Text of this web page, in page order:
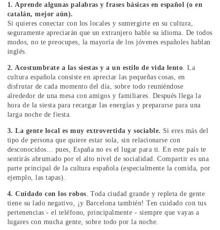
1. Aprende algunas palabras y frases básicas en español (o en
catalán, mejor aún).
Si quieres conectar con los locales y sumergirte en su cultura,
seguramente apreciarán que un extranjero hable su idioma. De todos
modos, no te preocupes, la mayoría de los jóvenes españoles hablan
inglés.
2. Acostumbrate a las siestas y a un estilo de vida lento . La
cultura española consiste en apreciar las pequeñas cosas, en
disfrutar de cada momento del día, sobre todo reuniéndose
alrededor de una mesa con amigos y familiares. Después llega la
hora de la siesta para recargar las energías y prepararse para una
larga noche de fiesta.
3. La gente local es muy extrovertida y sociable. Si eres más del
tipo de persona que quiere estar sola, sin relacionarse con
desconocidos... pues, España no es el lugar para ti. En este país te
sentirás abrumado por el alto nivel de socialidad. Compartir es una
parte principal de la cultura española (especialmente la comida, por
ejemplo, las tapas).
4. Cuidado con los robos . Toda ciudad grande y repleta de gente
tiene su lado negativo, ¡y Barcelona también! Ten cuidado con tus
pertenencias - el teléfono, principalmente - siempre que vayas a
lugares con mucha gente, sobre todo por la noche.